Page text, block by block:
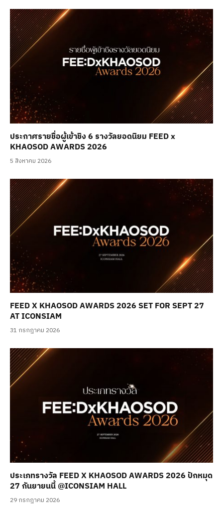
ประกาศรายชื่อผู้เข้าชิง 6 รางวัลยอดนิยม FEED x
KHAOSOD AWARDS 2026
5 สิงหาคม 2026
FEED X KHAOSOD AWARDS 2026 SET FOR SEPT 27
AT ICONSIAM
31 กรกฎาคม 2026
ประเภทรางวัล FEED X KHAOSOD AWARDS 2026 ปักหมุด
27 กันยายนนี้ @ICONSIAM HALL
29 กรกฎาคม 2026